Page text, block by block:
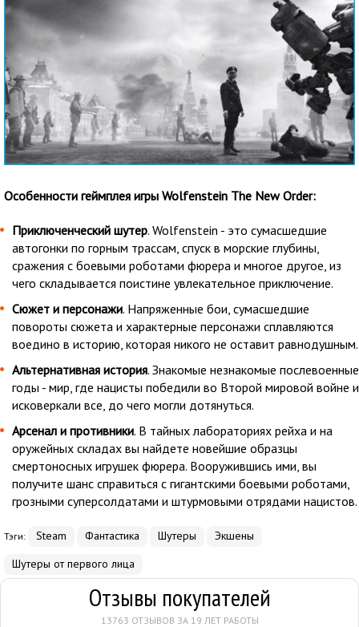
Особенности геймплея игры Wolfenstein The New Order:
Приключенческий шутер. Wolfenstein - это сумасшедшие
автогонки по горным трассам, спуск в морские глубины,
сражения с боевыми роботами фюрера и многое другое, из
чего складывается поистине увлекательное приключение.
Сюжет и персонажи. Напряженные бои, сумасшедшие
повороты сюжета и характерные персонажи сплавляются
воедино в историю, которая никого не оставит равнодушным.
Альтернативная история. Знакомые незнакомые послевоенные
годы - мир, где нацисты победили во Второй мировой войне и
исковеркали все, до чего могли дотянуться.
Арсенал и противники. В тайных лабораториях рейха и на
оружейных складах вы найдете новейшие образцы
смертоносных игрушек фюрера. Вооружившись ими, вы
получите шанс справиться с гигантскими боевыми роботами,
грозными суперсолдатами и штурмовыми отрядами нацистов.
Тэги: Steam Фантастика Шутеры
Экшены
Шутеры от первого лица
Отзывы покупателей
13763 ОТЗЫВОВ ЗА 19 ЛЕТ РАБОТЫ